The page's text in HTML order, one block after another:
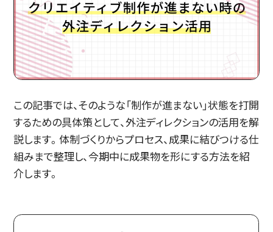
この記事では、そのような「制作が進まない」状態を打開
するための具体策として、外注ディレクションの活用を解
説します。体制づくりからプロセス、成果に結びつける仕
組みまで整理し、今期中に成果物を形にする方法を紹
介します。